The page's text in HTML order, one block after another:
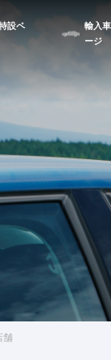
設ペ
輸入
ージ
舗